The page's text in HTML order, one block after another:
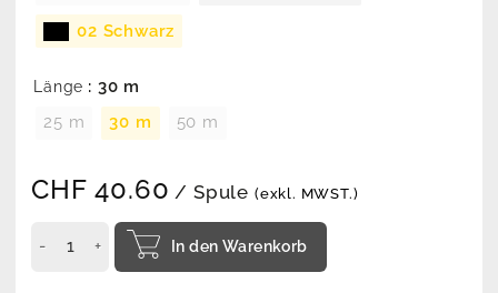
02 Schwarz
Länge : 30 m
25 m
30 m 50 m
CHF 40.60 / Spule (exkl. MWST.)
In den Warenkorb